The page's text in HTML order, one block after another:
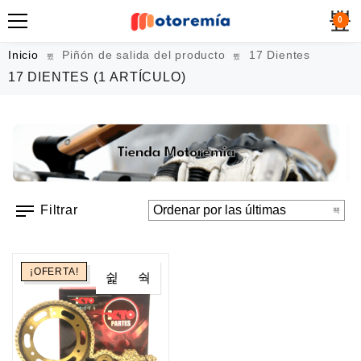
0
Inicio Piñón de salida del producto 17 Dientes
17 DIENTES (1 ARTÍCULO)
Filtrar
¡OFERTA!